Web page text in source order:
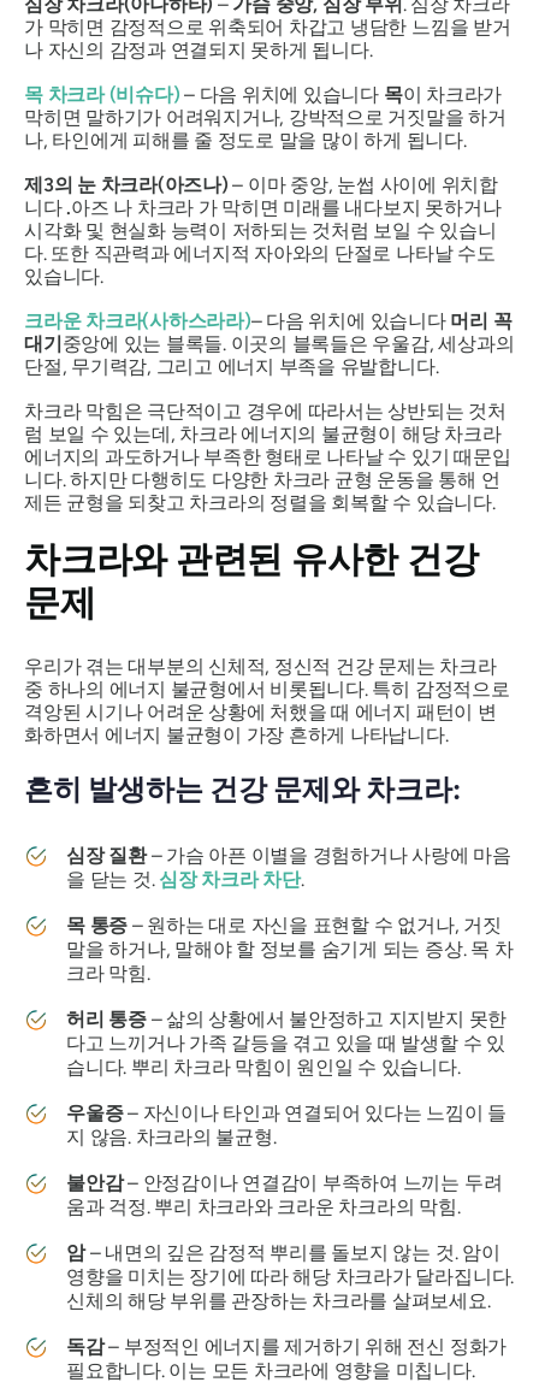
가 막히면 감정적으로 위축되어 차갑고 냉담한 느낌을 받거
나 자신의 감정과 연결되지 못하게 됩니다.
목 차크라 (비슈다) – 다음 위치에 있습니다 목이 차크라가
막히면 말하기가 어려워지거나, 강박적으로 거짓말을 하거
나, 타인에게 피해를 줄 정도로 말을 많이 하게 됩니다.
제3의 눈 차크라(아즈나) – 이마 중앙, 눈썹 사이에 위치합
니다.아즈 나 차크라 가 막히면 미래를 내다보지 못하거나
시각화 및 현실화 능력이 저하되는 것처럼 보일 수 있습니
다. 또한 직관력과 에너지적 자아와의 단절로 나타날 수도
있습니다.
크라운 차크라(사하스라라)– 다음 위치에 있습니다 머리 꼭
대기중앙에 있는 블록들. 이곳의 블록들은 우울감, 세상과의
단절, 무기력감, 그리고 에너지 부족을 유발합니다.
차크라 막힘은 극단적이고 경우에 따라서는 상반되는 것처
럼 보일 수 있는데, 차크라 에너지의 불균형이 해당 차크라
에너지의 과도하거나 부족한 형태로 나타날 수 있기 때문입
니다. 하지만 다행히도 다양한 차크라 균형 운동을 통해 언
제든 균형을 되찾고 차크라의 정렬을 회복할 수 있습니다.
차크라와 관련된 유사한 건강
문제
우리가 겪는 대부분의 신체적, 정신적 건강 문제는 차크라
중 하나의 에너지 불균형에서 비롯됩니다. 특히 감정적으로
격앙된 시기나 어려운 상황에 처했을 때 에너지 패턴이 변
화하면서 에너지 불균형이 가장 흔하게 나타납니다.
흔히 발생하는 건강 문제와 차크라:
심장 질환– 가슴 아픈 이별을 경험하거나 사랑에 마음
을 닫는 것. 심장 차크라 차단.
목 통증 – 원하는 대로 자신을 표현할 수 없거나, 거짓
말을 하거나, 말해야 할 정보를 숨기게 되는 증상. 목 차
크라 막힘.
허리 통증– 삶의 상황에서 불안정하고 지지받지 못한
다고 느끼거나 가족 갈등을 겪고 있을 때 발생할 수 있
습니다. 뿌리 차크라 막힘이 원인일 수 있습니다.
우울증– 자신이나 타인과 연결되어 있다는 느낌이 들
지 않음. 차크라의 불균형.
불안감– 안정감이나 연결감이 부족하여 느끼는 두려
움과 걱정. 뿌리 차크라와 크라운 차크라의 막힘.
암– 내면의 깊은 감정적 뿌리를 돌보지 않는 것. 암이
영향을 미치는 장기에 따라 해당 차크라가 달라집니다.
신체의 해당 부위를 관장하는 차크라를 살펴보세요.
독감– 부정적인 에너지를 제거하기 위해 전신 정화가
필요합니다. 이는 모든 차크라에 영향을 미칩니다.